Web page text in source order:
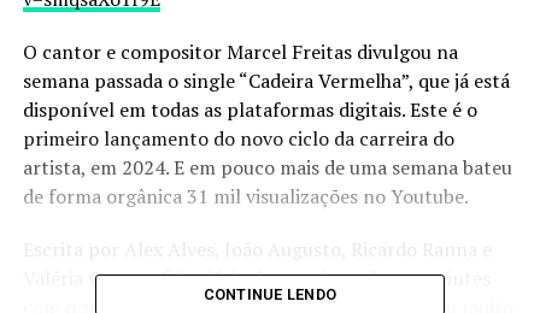
O cantor e compositor Marcel Freitas divulgou na
semana passada o single “Cadeira Vermelha”, que já está
disponível em todas as plataformas digitais. Este é o
primeiro lançamento do novo ciclo da carreira do
artista, em 2024. E em pouco mais de uma semana bateu
de forma orgânica 31 mil visualizações no Youtube.
Escrita por Alex Alves, João Augusto, Ricardo Ranna e
Valéria Costa, a faixa já éstá conquistando os ouvintes
com o seu refrão cativante e letra chiclete. “Estou muito
CONTINUE LENDO